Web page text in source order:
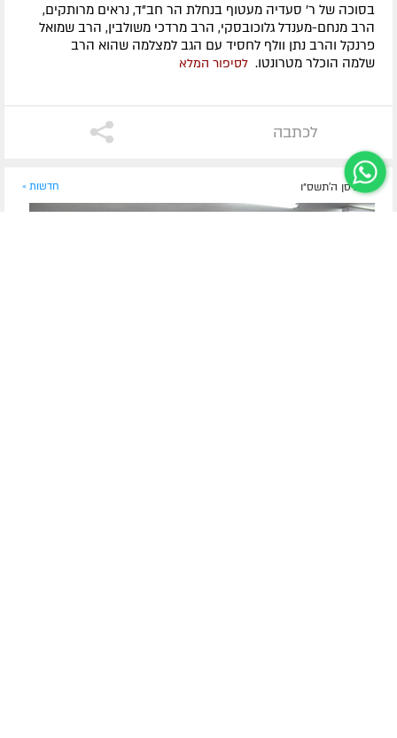
בסוכה של ר' סעדיה מעטוף בנחלת הר חב"ד, נראים מרותקים,
הרב מנחם-מענדל גלוכובסקי, הרב מרדכי משולבין, הרב שמואל
פרנקל והרב נתן וולף לחסיד עם הגב למצלמה שהוא הרב
שלמה הוכלר מטרונטו. לסיפור המלא
לכתבה
כ"ג ניסן ה׳תשס״ו חדשות »